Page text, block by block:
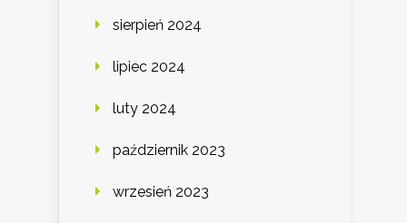
sierpień 2024
lipiec 2024
luty 2024
październik 2023
wrzesień 2023